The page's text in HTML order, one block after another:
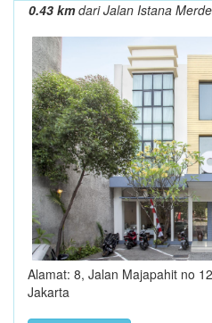
0.43 kmdari Jalan Istana
Alamat: 8, Jalan Majapahit no
Jakarta